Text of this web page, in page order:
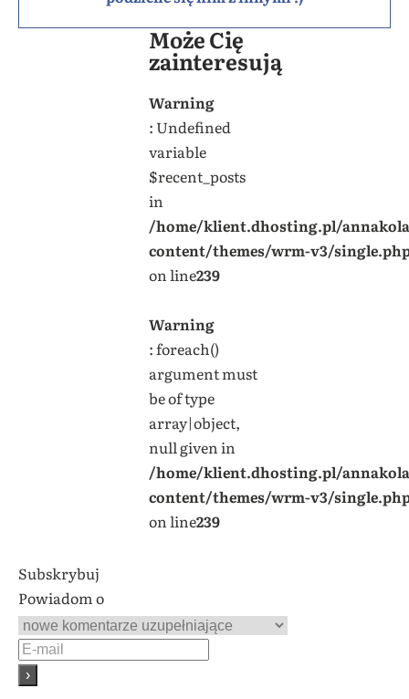
Może Cię
zainteresują
Warning
: Undefined
variable
$recent_posts
in
/home/klient.dhosting.pl/
content/themes/wrm-v3/
on line239
Warning
: foreach()
argument must
be of type
array|object,
null given in
/home/klient.dhosting.pl/
content/themes/wrm-v3/
on line239
Subskrybuj
Powiadom o